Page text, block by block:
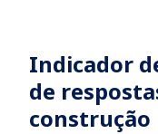
Indicador
de
construção